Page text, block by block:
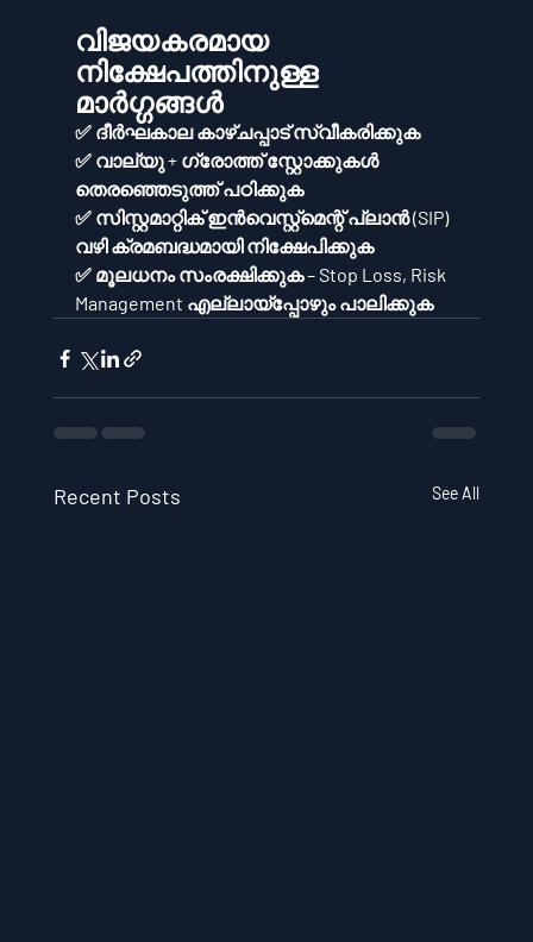
വിജയകരമായ
നിക്ഷേപത്തിനുള്ള
മാർഗ്ഗങ്ങൾ
✅ ദീർഘകാല കാഴ്ചപ്പാട് സ്വീകരിക്കുക
✅ വാല്യു + ഗ്രോത്ത് സ്റ്റോക്കുകൾ
തെരഞ്ഞെടുത്ത് പഠിക്കുക
✅
സിസ്റ്റമാറ്റിക് ഇൻവെസ്റ്റ്‌മെന്റ് പ്ലാൻ (SIP)
വഴി ക്രമബദ്ധമായി നിക്ഷേപിക്കുക
✅ മൂലധനം സംരക്ഷിക്കുക – Stop Loss, Risk
Management എല്ലായ്പ്പോഴും പാലിക്കുക
Recent Posts See All